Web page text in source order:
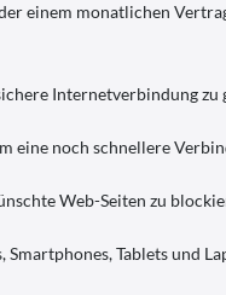
einem monatlichen
Internetverbindung zu
eine noch schnellere
Web-Seiten zu
Tablets und